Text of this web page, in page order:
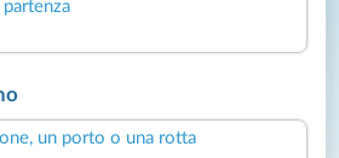
partenza
un porto o una rotta